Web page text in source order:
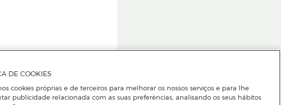
ou
DE COOKIES
cookies próprias e de terceiros para melhorar os nossos serviços e para lhe
publicidade relacionada com as suas preferências, analisando os seus hábitos